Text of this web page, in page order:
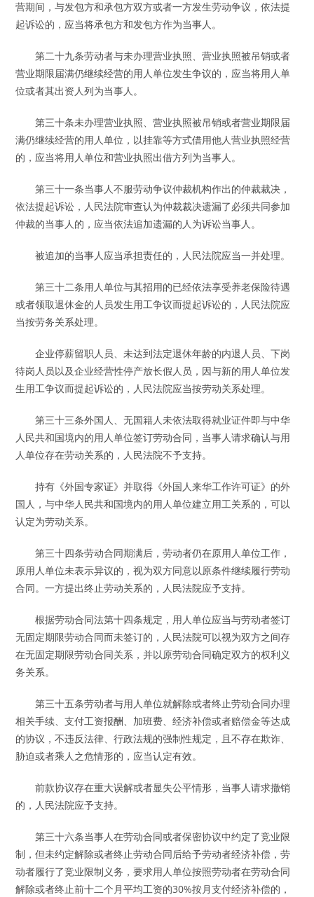
营期间，与发包方和承包方双方或者一方发生劳动争议，依法提
起诉讼的，应当将承包方和发包方作为当事人。
第二十九条劳动者与未办理营业执照、营业执照被吊销或者
营业期限届满仍继续经营的用人单位发生争议的，应当将用人单
位或者其出资人列为当事人。
第三十条未办理营业执照、营业执照被吊销或者营业期限届
满仍继续经营的用人单位，以挂靠等方式借用他人营业执照经营
的，应当将用人单位和营业执照出借方列为当事人。
第三十一条当事人不服劳动争议仲裁机构作出的仲裁裁决，
依法提起诉讼，人民法院审查认为仲裁裁决遗漏了必须共同参加
仲裁的当事人的，应当依法追加遗漏的人为诉讼当事人。
被追加的当事人应当承担责任的，人民法院应当一并处理。
第三十二条用人单位与其招用的已经依法享受养老保险待遇
或者领取退休金的人员发生用工争议而提起诉讼的，人民法院应
当按劳务关系处理。
企业停薪留职人员、未达到法定退休年龄的内退人员、下岗
待岗人员以及企业经营性停产放长假人员，因与新的用人单位发
生用工争议而提起诉讼的，人民法院应当按劳动关系处理。
第三十三条外国人、无国籍人未依法取得就业证件即与中华
人民共和国境内的用人单位签订劳动合同，当事人请求确认与用
人单位存在劳动关系的，人民法院不予支持。
持有《外国专家证》并取得《外国人来华工作许可证》的外
国人，与中华人民共和国境内的用人单位建立用工关系的，可以
认定为劳动关系。
第三十四条劳动合同期满后，劳动者仍在原用人单位工作，
原用人单位未表示异议的，视为双方同意以原条件继续履行劳动
合同。一方提出终止劳动关系的，人民法院应予支持。
根据劳动合同法第十四条规定，用人单位应当与劳动者签订
无固定期限劳动合同而未签订的，人民法院可以视为双方之间存
在无固定期限劳动合同关系，并以原劳动合同确定双方的权利义
务关系。
第三十五条劳动者与用人单位就解除或者终止劳动合同办理
相关手续、支付工资报酬、加班费、经济补偿或者赔偿金等达成
的协议，不违反法律、行政法规的强制性规定，且不存在欺诈、
胁迫或者乘人之危情形的，应当认定有效。
前款协议存在重大误解或者显失公平情形，当事人请求撤销
的，人民法院应予支持。
第三十六条当事人在劳动合同或者保密协议中约定了竞业限
制，但未约定解除或者终止劳动合同后给予劳动者经济补偿，劳
动者履行了竞业限制义务，要求用人单位按照劳动者在劳动合同
解除或者终止前十二个月平均工资的30%按月支付经济补偿的，